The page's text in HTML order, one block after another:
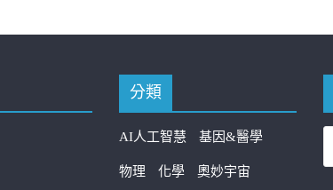
分類
AI人工智慧 基因&醫學
物理 化學 奧妙宇宙